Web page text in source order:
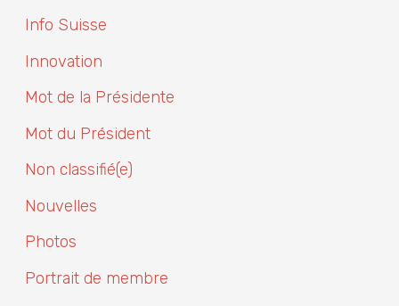
Info Suisse
Innovation
Mot de la Présidente
Mot du Président
Non classifié(e)
Nouvelles
Photos
Portrait de membre